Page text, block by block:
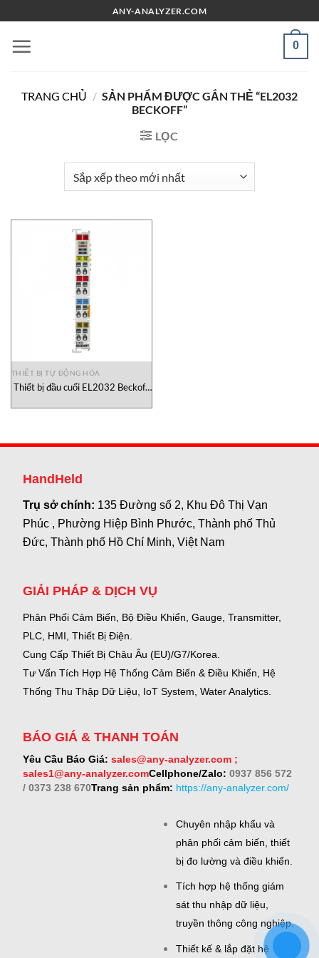
đến
nội
ANY-ANALYZER.COM
0
TRANG CHỦ / SẢN PHẨM ĐƯỢC GẮN THẺ “EL2032
BECKOFF”
LỌC
THIẾT BỊ TỰ ĐỘNG HÓA
Thiết bị đầu cuối EL2032 Beckoff,
HandHeld
Trụ sở chính: 135 Đường số 2, Khu Đô Thị Vạn
Phúc , Phường Hiệp Bình Phước, Thành phố Thủ
Đức, Thành phố Hồ Chí Minh, Việt Nam
GIẢI PHÁP & DỊCH VỤ
Phân Phối Cảm Biến, Bộ Điều Khiển, Gauge, Transmitter,
PLC, HMI, Thiết Bị Điện.
Cung Cấp Thiết Bị Châu Âu (EU)/G7/Korea.
Tư Vấn Tích Hợp Hệ Thống Cảm Biến & Điều Khiển, Hệ
Thống Thu Thập Dữ Liệu, IoT System, Water Analytics.
BÁO GIÁ & THANH TOÁN
Yêu Cầu Báo Giá: sales@any-analyzer.com ;
sales1@any-analyzer.comCellphone/Zalo: 0937 856 572
/ 0373 238 670Trang sản phẩm: https://any-analyzer.com/
Chuyên nhập khẩu và
phân phối cảm biến, thiết
bị đo lường và điều khiển.
Tích hợp hệ thống giám
sát thu nhập dữ liệu,
truyền thông công nghiệp.
Thiết kế & lắp đặt hệ